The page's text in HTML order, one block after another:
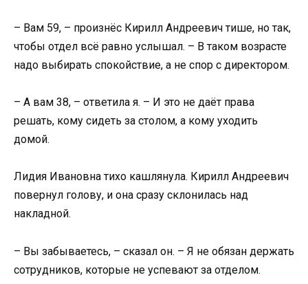
– Вам 59, – произнёс Кирилл Андреевич тише, но так,
чтобы отдел всё равно услышал. – В таком возрасте
надо выбирать спокойствие, а не спор с директором.
– А вам 38, – ответила я. – И это не даёт права
решать, кому сидеть за столом, а кому уходить
домой.
Лидия Ивановна тихо кашлянула. Кирилл Андреевич
повернул голову, и она сразу склонилась над
накладной.
– Вы забываетесь, – сказал он. – Я не обязан держать
сотрудников, которые не успевают за отделом.